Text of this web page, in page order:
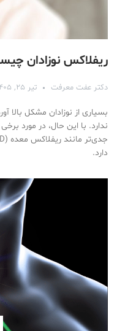
ریفلاکس نوزادان
دکتر عفت معرفت تیر ۲۵, ۱۴۰۵
بسیاری از نوزادان مشکل بالا
ندارد. با این حال، در مورد
دارد.